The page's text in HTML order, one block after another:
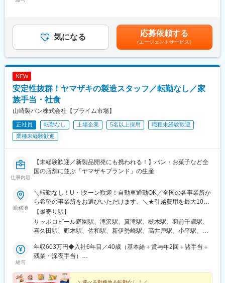
グループの流通・生産・商品開発力を活かし、顧客や時代のニー
ズに応じて新たな価値を創造。挑戦と成長を後押しする社風と安
定した経営基盤、多様な福利厚生が整っています。
変更の範囲：会社の定める業務
提案の目的：施設の省エネ化、快適性向上、コスト削減など顧客
課題の解決
業務範囲：現地調査・ヒアリング→見積作成→提案→受注→納品
案件規模：500万円未満から数千万円規模まだ幅広くあり
勤務条件の目安：出張は月1～2回程度、残業はおよそ月40時間程
度想定
■扱うサービス
LED照明、エアソリューション、映像ソリューション、建築資
材、スポーツ・ストア・IoTソリューション、オフィス家具など多
わせ提案が可能です。
既存顧客7割、新規開拓3割。360度評価の実力主義で、若手でも
早期にマネジメントやプレイングマネージャーとして活躍できる
機会があります。
■業務の魅力
「メーカー＋ベンダー」機能を持つ当社ならではのスピード感あ
る商品開発や提案が可能。
■教育体制
も安心して成長できる環境です。
る可能性がございます。※休日出勤手当あり※リーダー職は固定残
業手当（50,000円／20～25h／超過分別途支給）※管理監督職は時
間外手当の対象外賃金はあくまでも目安の金額であり、選考を通
じて上下する可能性があります。月給(月額)は固定手当を含めた表
記です。
気になる 応募依頼する
（エージェントサービス）
NEW
安定性抜群！ヤマザキの製造スタッフ／転勤なし／家
族手当・社食
山崎製パン株式会社【プライム市場】
正社員 転勤なし 上場企業 5名以上採用
職種未経験歓迎
業種未経験歓迎
仕事内容
【未経験歓迎／新製品開発にも携われる！】パン・お菓子など全
国の店舗に並ぶ「ヤマザキブランド」の生産
勤務地
＼転勤なし！U・Iターン歓迎！自動車通勤OK／全国の各事業所か
ら希望の事業所をお選びいただけます。＼★引越費用を最大10万
円まで補助！／「新しい場所で働きたい」という方を応援しま
す！入社に伴う転居が必要な場合は、引越費用を最大10万円まで
会社が補助。新生活のスタートをサポートします！制度の詳細に
【最寄り駅】
サッポロビール庭園駅、滝沢駅、真滝駅、槻木駅、羽前千歳駅、
喜久田駅、野木駅、佐和駅、新伊勢崎駅、高井戸駅、小平駅、新
駅、新座駅、東戸塚駅、鴨居駅、平塚駅、小杉駅、荻川駅、宮内
駅(新潟県)、春江駅、屋代高校前駅、小井川駅、小田井駅、三河安
志駅、伊勢田駅、向島駅、西神中央駅、溝口駅、総社駅、河戸帆
給与
年収603万円◆入社6年目／40歳（基本給＋賞与年2回＋諸手当＋
残業・深夜手当）
残業・深夜手当）